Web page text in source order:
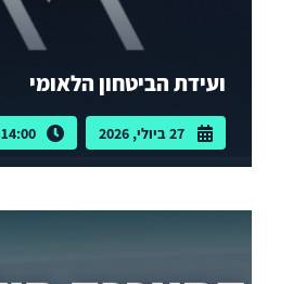
ועידת הביטחון הלאומי
27 ביולי, 2026 14:00 - 10:00